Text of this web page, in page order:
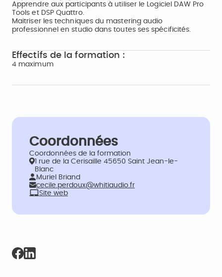
Apprendre aux participants à utiliser le Logiciel DAW Pro
Tools et DSP Quattro.
Maitriser les techniques du mastering audio
professionnel en studio dans toutes ses spécificités.
Effectifs de la formation :
4 maximum
Coordonnées
Coordonnées de la formation
1 rue de la Cerisaille 45650 Saint Jean-le-
Blanc
Muriel Briand
cecile.perdoux@whitiaudio.fr
Site web